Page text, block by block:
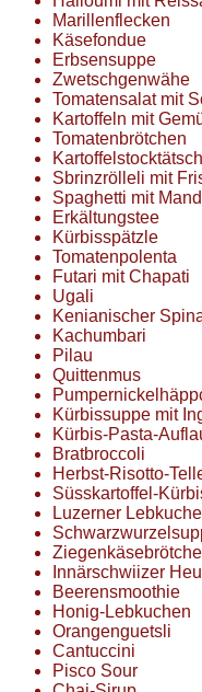
Marillenflecken
Käsefondue
Erbsensuppe
Zwetschgenwähe
Tomatensalat mit
Kartoffeln mit
Tomatenbrötchen
Sbrinzrölleli mit
Spaghetti mit
Erkältungstee
Kürbisspätzle
Tomatenpolenta
Futari mit Chapati
Ugali
Kenianischer
Kachumbari
Pilau
Quittenmus
Kürbissuppe mit
Kürbis-Pasta-
Bratbroccoli
Herbst-Risotto-
Süsskartoffel-
Luzerner
Innärschwiizer
Beerensmoothie
Honig-Lebkuchen
Orangenguetsli
Cantuccini
Pisco Sour